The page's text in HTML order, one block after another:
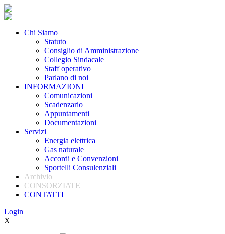
Chi Siamo
Statuto
Consiglio di Amministrazione
Collegio Sindacale
Staff operativo
Parlano di noi
INFORMAZIONI
Comunicazioni
Scadenzario
Appuntamenti
Documentazioni
Servizi
Energia elettrica
Gas naturale
Accordi e Convenzioni
Sportelli Consulenziali
Archivio
CONSORZIATE
CONTATTI
Login
X